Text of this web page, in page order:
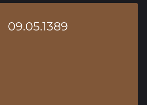
09.05.1389